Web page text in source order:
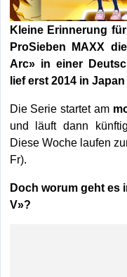
Kleine Erinnerung
ProSieben MAXX
Arc» in einer
lief erst 2014 in
Die Serie startet am
und läuft dann
Diese Woche laufen
Fr).
Doch worum geht es
V»?